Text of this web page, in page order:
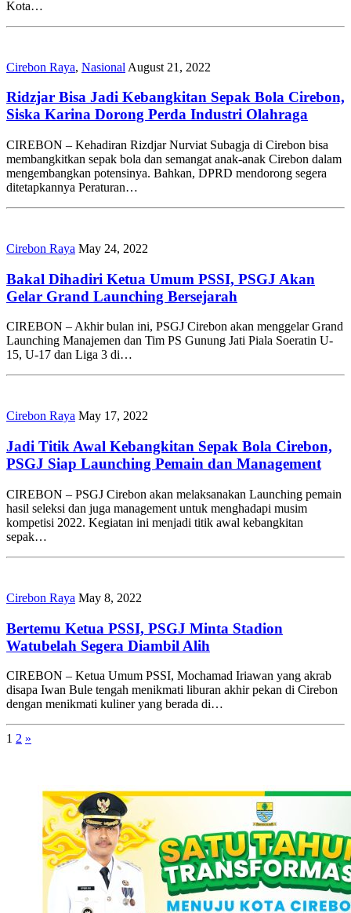
Kota…
Cirebon Raya, Nasional August 21, 2022
Ridzjar Bisa Jadi Kebangkitan Sepak Bola Cirebon,
Siska Karina Dorong Perda Industri Olahraga
CIREBON – Kehadiran Rizdjar Nurviat Subagja di Cirebon bisa
membangkitkan sepak bola dan semangat anak-anak Cirebon dalam
mengembangkan potensinya. Bahkan, DPRD mendorong segera
ditetapkannya Peraturan…
Cirebon Raya May 24, 2022
Bakal Dihadiri Ketua Umum PSSI, PSGJ Akan
Gelar Grand Launching Bersejarah
CIREBON – Akhir bulan ini, PSGJ Cirebon akan menggelar Grand
Launching Manajemen dan Tim PS Gunung Jati Piala Soeratin U-
15, U-17 dan Liga 3 di…
Cirebon Raya May 17, 2022
Jadi Titik Awal Kebangkitan Sepak Bola Cirebon,
PSGJ Siap Launching Pemain dan Management
CIREBON – PSGJ Cirebon akan melaksanakan Launching pemain
hasil seleksi dan juga management untuk menghadapi musim
kompetisi 2022. Kegiatan ini menjadi titik awal kebangkitan
sepak…
Cirebon Raya May 8, 2022
Bertemu Ketua PSSI, PSGJ Minta Stadion
Watubelah Segera Diambil Alih
CIREBON – Ketua Umum PSSI, Mochamad Iriawan yang akrab
disapa Iwan Bule tengah menikmati liburan akhir pekan di Cirebon
dengan menikmati kuliner yang berada di…
1 2 »